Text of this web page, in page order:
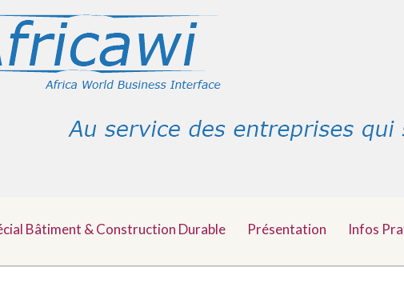
Bâtiment & Construction Durable Présentation Infos